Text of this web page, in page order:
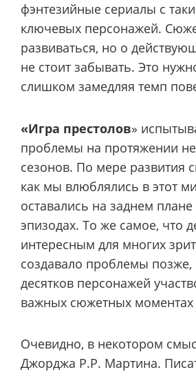
фэнтезийные сериалы с
ключевых персонажей.
развиваться, но о
не стоит забывать. Это
слишком замедляя темп
«Игра престолов»
проблемы на протяжении
сезонов. По мере развития
как мы влюблялись в этот
оставались на заднем
эпизодах. То же самое, что
интересным для многих
создавало проблемы позже,
десятков персонажей
важных сюжетных моментах
Очевидно, в некотором
Джорджа Р.Р. Мартина.